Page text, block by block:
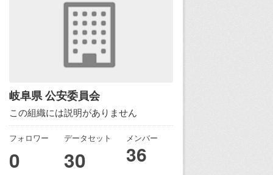
岐阜県 公安委員会
この組織には説明がありません
フォロワー
0
データセット
30
メンバー
36